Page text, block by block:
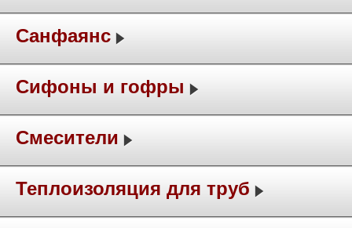
Санфаянс
Сифоны и гофры
Смесители
Теплоизоляция для труб